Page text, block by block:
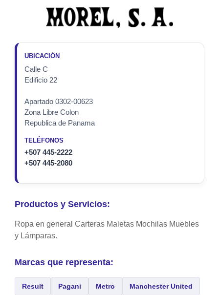
UBICACIÓN
Calle C
Edificio 22
Apartado 0302-00623
Zona Libre Colon
Republica de Panama
TELÉFONOS
+507 445-2222
+507 445-2080
Productos y Servicios:
Ropa en general Carteras Maletas Mochilas Muebles
y Lámparas.
Marcas que representa:
Result Pagani Metro Manchester United